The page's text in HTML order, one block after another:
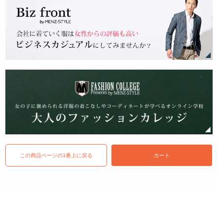
この商品ページの1番上に戻る カート